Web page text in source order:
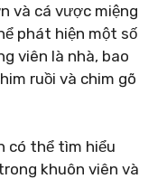
và cá vược miệng
phát hiện một số
viên là nhà, bao
ruồi và chim gõ
có thể tìm hiểu
khuôn viên và